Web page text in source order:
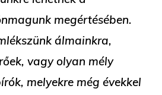
megértésében.
álmainkra,
vagy olyan mély
melyekre még évekkel